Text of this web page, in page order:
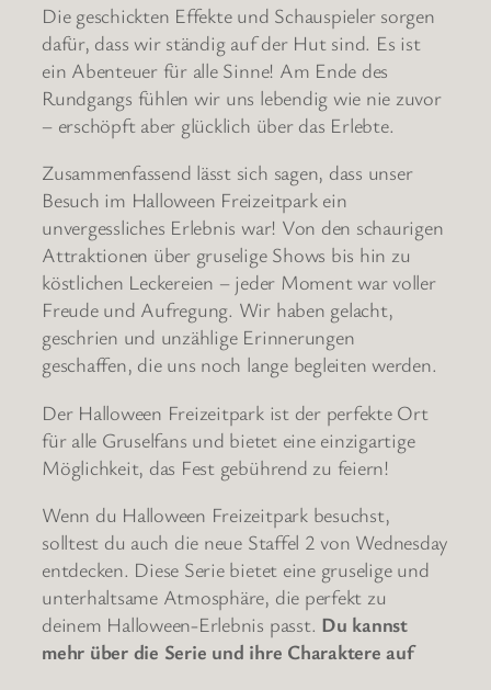
Die geschickten Effekte und Schauspieler sorgen
dafür, dass wir ständig auf der Hut sind. Es ist
ein Abenteuer für alle Sinne! Am Ende des
Rundgangs fühlen wir uns lebendig wie nie zuvor
– erschöpft aber glücklich über das Erlebte.
Zusammenfassend lässt sich sagen, dass unser
Besuch im Halloween Freizeitpark ein
unvergessliches Erlebnis war! Von den schaurigen
Attraktionen über gruselige Shows bis hin zu
köstlichen Leckereien – jeder Moment war voller
Freude und Aufregung. Wir haben gelacht,
geschrien und unzählige Erinnerungen
geschaffen, die uns noch lange begleiten werden.
Der Halloween Freizeitpark ist der perfekte Ort
für alle Gruselfans und bietet eine einzigartige
Möglichkeit, das Fest gebührend zu feiern!
Wenn du Halloween Freizeitpark besuchst,
solltest du auch die neue Staffel 2 von Wednesday
entdecken. Diese Serie bietet eine gruselige und
unterhaltsame Atmosphäre, die perfekt zu
deinem Halloween-Erlebnis passt. Du kannst
mehr über die Serie und ihre Charaktere auf